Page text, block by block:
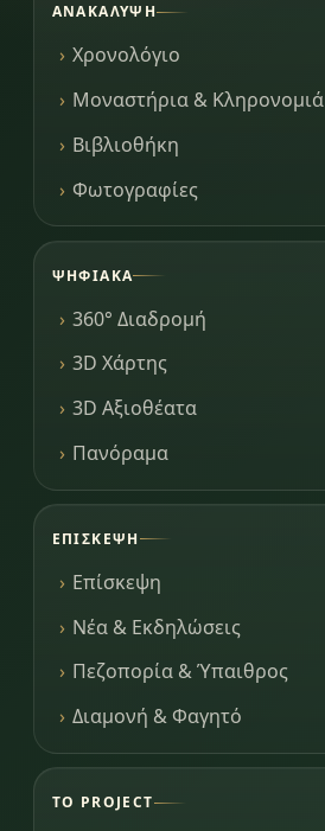
ΑΝΑΚΆΛΥΨΗ
Χρονολόγιο
Μοναστήρια & Κληρονομιά
Βιβλιοθήκη
Φωτογραφίες
ΨΗΦΙΑΚΆ
360° Διαδρομή
3D Χάρτης
3D Αξιοθέατα
Πανόραμα
ΕΠΊΣΚΕΨΗ
Επίσκεψη
Νέα & Εκδηλώσεις
Πεζοπορία & Ύπαιθρος
Διαμονή & Φαγητό
ΤΟ PROJECT